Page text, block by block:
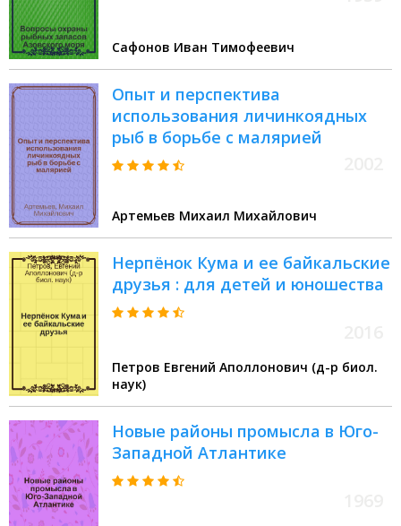
Сафонов Иван Тимофеевич
Опыт и перспектива
использования личинкоядных
рыб в борьбе с малярией
Артемьев Михаил Михайлович
Нерпёнок Кума и ее байкальские
друзья : для детей и юношества
Петров Евгений Аполлонович (д-р биол.
наук)
Новые районы промысла в Юго-
Западной Атлантике